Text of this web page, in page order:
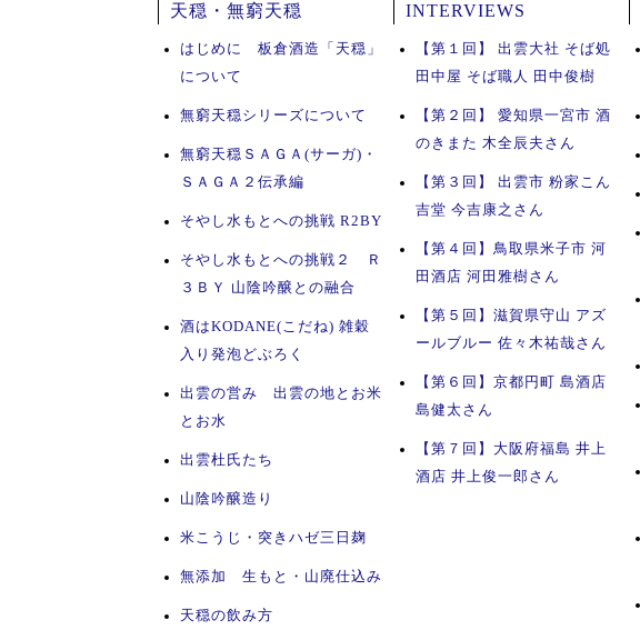
天穏・無窮天穏
はじめに 板倉酒造「天穏」
について
無窮天穏シリーズについて
無窮天穏ＳＡＧＡ(サーガ)・
ＳＡＧＡ２伝承編
そやし水もとへの挑戦 R2BY
そやし水もとへの挑戦２ Ｒ
３ＢＹ 山陰吟醸との融合
酒はKODANE(こだね) 雑穀
入り発泡どぶろく
出雲の営み 出雲の地とお米
とお水
出雲杜氏たち
山陰吟醸造り
米こうじ・突きハゼ三日麹
無添加 生もと・山廃仕込み
天穏の飲み方
INTERVIEWS
【第１回】 出雲大社 そば処
田中屋 そば職人 田中俊樹
【第２回】 愛知県一宮市 酒
のきまた 木全辰夫さん
【第３回】 出雲市 粉家こん
吉堂 今吉康之さん
【第４回】鳥取県米子市 河
田酒店 河田雅樹さん
【第５回】滋賀県守山 アズ
ールブルー 佐々木祐哉さん
【第６回】京都円町 島酒店
島健太さん
【第７回】大阪府福島 井上
酒店 井上俊一郎さん